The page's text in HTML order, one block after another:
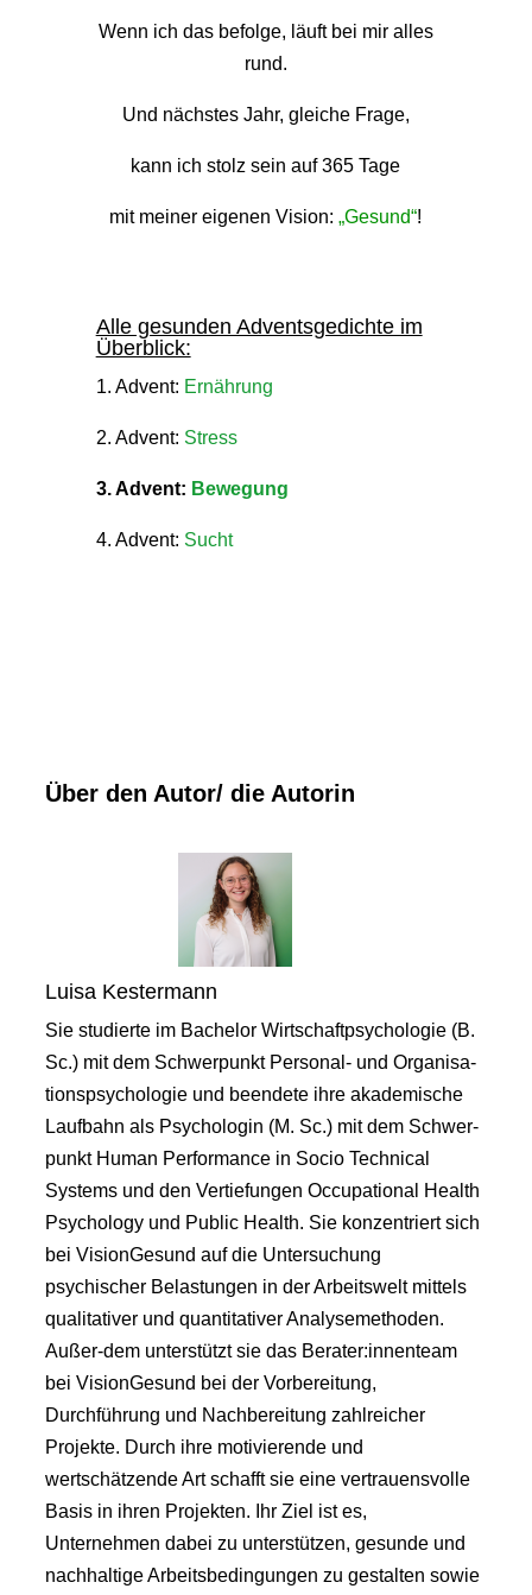
Wenn ich das befolge, läuft bei mir alles
rund.
Und nächstes Jahr, gleiche Frage,
kann ich stolz sein auf 365 Tage
mit meiner eigenen Vision:„Gesund“!
Alle gesunden Adventsgedichte im
Überblick:
1. Advent: Ernährung
2. Advent: Stress
3. Advent: Bewegung
4. Advent: Sucht
Über den Autor/ die Autorin
Luisa Kestermann
Sie studierte im Bachelor Wirtschaftpsychologie (B.
Sc.) mit dem Schwerpunkt Personal- und Organisa-
tionspsychologie und beendete ihre akademische
Laufbahn als Psychologin (M. Sc.) mit dem Schwer-
punkt Human Performance in Socio Technical
Systems und den Vertiefungen Occupational Health
Psychology und Public Health. Sie konzentriert sich
bei VisionGesund auf die Untersuchung
psychischer Belastungen in der Arbeitswelt mittels
qualitativer und quantitativer Analysemethoden.
Außer-dem unterstützt sie das Berater:innenteam
bei VisionGesund bei der Vorbereitung,
Durchführung und Nachbereitung zahlreicher
Projekte. Durch ihre motivierende und
wertschätzende Art schafft sie eine vertrauensvolle
Basis in ihren Projekten. Ihr Ziel ist es,
Unternehmen dabei zu unterstützen, gesunde und
nachhaltige Arbeitsbedingungen zu gestalten sowie